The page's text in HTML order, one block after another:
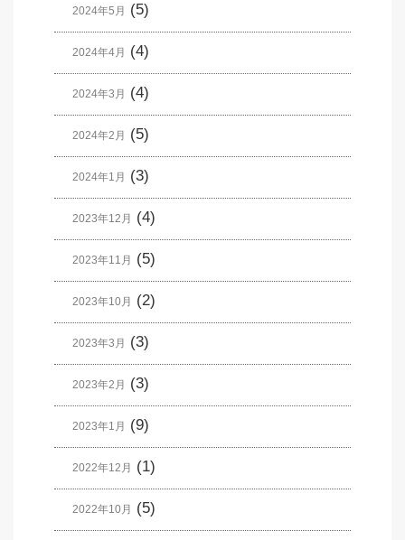
2024年5月 (5)
2024年4月 (4)
2024年3月 (4)
2024年2月 (5)
2024年1月 (3)
2023年12月 (4)
2023年11月 (5)
2023年10月 (2)
2023年3月 (3)
2023年2月 (3)
2023年1月 (9)
2022年12月 (1)
2022年10月 (5)